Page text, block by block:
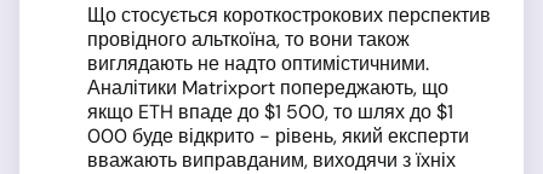
Що стосується короткострокових перспектив
провідного альткоїна, то вони також
виглядають не надто оптимістичними.
Аналітики Matrixport попереджають, що
якщо ETH впаде до $1 500, то шлях до $1
000 буде відкрито - рівень, який експерти
вважають виправданим, виходячи з їхніх